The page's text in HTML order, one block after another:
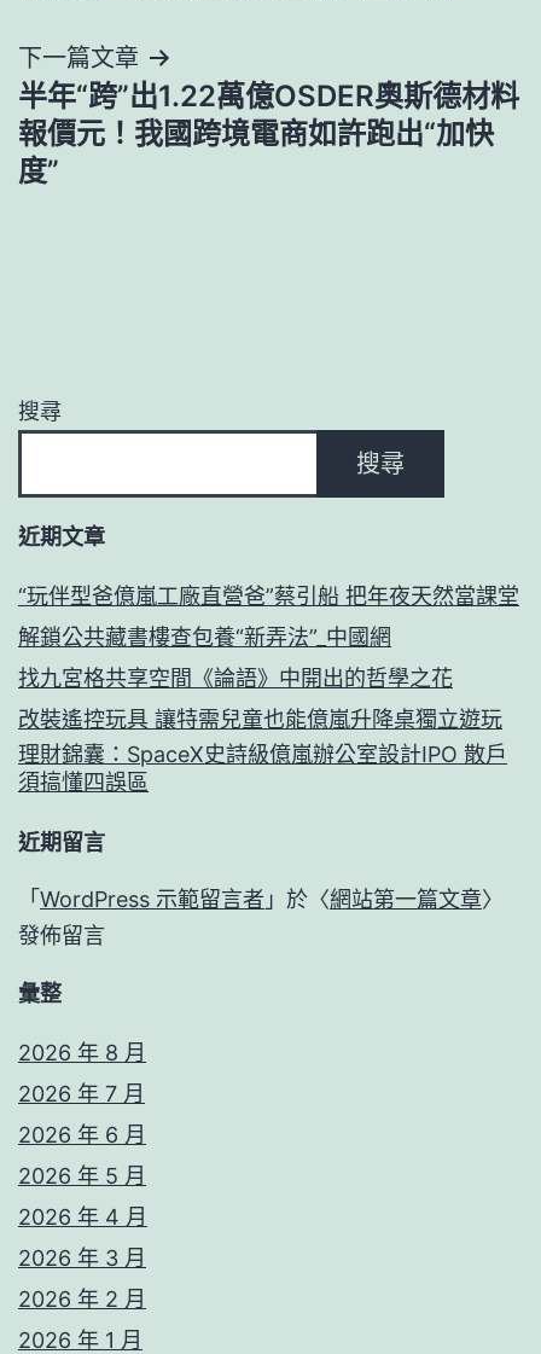
覽
下一篇文章
半年“跨”出1.22萬億OSDER奧斯德材料
報價元！我國跨境電商如許跑出“加快
度”
搜尋
搜尋
近期文章
“玩伴型爸億嵐工廠直營爸”蔡引船 把年夜天然當課堂
解鎖公共藏書樓查包養“新弄法”_中國網
找九宮格共享空間《論語》中開出的哲學之花
改裝遙控玩具 讓特需兒童也能億嵐升降桌獨立遊玩
理財錦囊：SpaceX史詩級億嵐辦公室設計IPO 散戶
須搞懂四誤區
近期留言
「 WordPress 示範留言者 」於〈網站第一篇文章〉
發佈留言
彙整
2026 年 8 月
2026 年 7 月
2026 年 6 月
2026 年 5 月
2026 年 4 月
2026 年 3 月
2026 年 2 月
2026 年 1 月